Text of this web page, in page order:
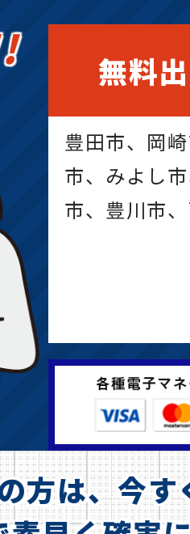
無料
豊田市、岡
市、みよし
市、豊川市
方は、今